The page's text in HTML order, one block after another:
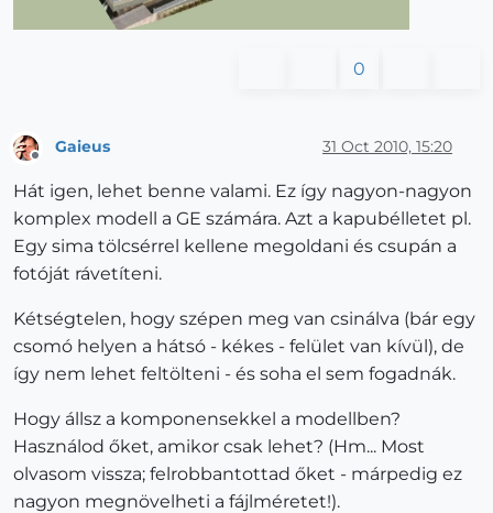
0
Gaieus 31 Oct 2010, 15:20
Hát igen, lehet benne valami. Ez így nagyon-nagyon
komplex modell a GE számára. Azt a kapubélletet pl.
Egy sima tölcsérrel kellene megoldani és csupán a
fotóját rávetíteni.
Kétségtelen, hogy szépen meg van csinálva (bár egy
csomó helyen a hátsó - kékes - felület van kívül), de
így nem lehet feltölteni - és soha el sem fogadnák.
Hogy állsz a komponensekkel a modellben?
Használod őket, amikor csak lehet? (Hm... Most
olvasom vissza; felrobbantottad őket - márpedig ez
nagyon megnövelheti a fájlméretet!).